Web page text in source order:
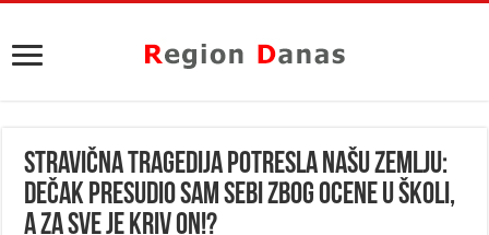
STRAVIČNA TRAGEDIJA POTRESLA NAŠU ZEMLJU:
Dečak presudio sam sebi zbog OCENE u školi,
a za sve je KRIV ON!?